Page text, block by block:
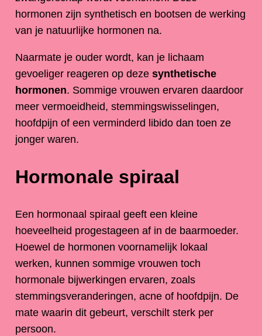
hormonen zijn synthetisch en bootsen de werking
van je natuurlijke hormonen na.
Naarmate je ouder wordt, kan je lichaam
gevoeliger reageren op deze synthetische
hormonen. Sommige vrouwen ervaren daardoor
meer vermoeidheid, stemmingswisselingen,
hoofdpijn of een verminderd libido dan toen ze
jonger waren.
Hormonale spiraal
Een hormonaal spiraal geeft een kleine
hoeveelheid progestageen af in de baarmoeder.
Hoewel de hormonen voornamelijk lokaal
werken, kunnen sommige vrouwen toch
hormonale bijwerkingen ervaren, zoals
stemmingsveranderingen, acne of hoofdpijn. De
mate waarin dit gebeurt, verschilt sterk per
persoon.